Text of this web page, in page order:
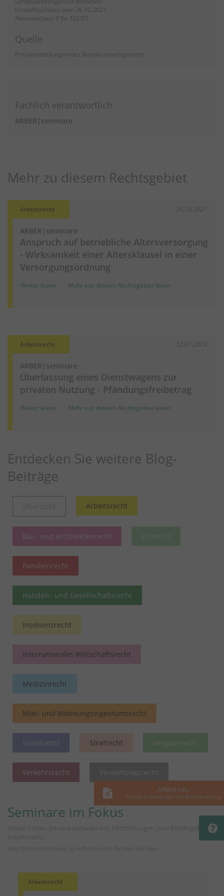
Urteil/Beschluss vom 26.10.2021
Aktenzeichen: 9 Sa 332/21
Quelle
Pressemitteilungen des Bundesarbeitsgerichts
Fachlich verantwortlich
ARBER|seminare
Mehr zu diesem Rechtsgebiet
Arbeitsrecht 31.10.2021
ARBER|seminare
Anspruch auf betriebliche Altersversorgung
- Wirksamkeit einer Altersklausel in einer
Versorgungsordnung
Weiter lesen Mehr aus diesem Rechtsgebiet lesen
Arbeitsrecht 12.07.2023
ARBER|seminare
Überlassung eines Dienstwagens zur
privaten Nutzung - Pfändungsfreibetrag
Weiter lesen Mehr aus diesem Rechtsgebiet lesen
Entdecken Sie weitere Blog-
Beiträge
Arbeitsrecht
Bau- und Architektenrecht
Familienrecht
Handels- und Gesellschaftsrecht
Insolvenzrecht
Internationales Wirtschaftsrecht
Medizinrecht
Miet- und Wohnungseigentumsrecht
Sozialrecht Strafrecht Vergaberecht
Verkehrsrecht Verwaltungsrecht
Seminare im Fokus
Unten finden Sie eine Auswahl von Fortbildungen zum Rechtsgebiet
Arbeitsrecht
ARBER-Info
Aktuelle Entwicklungen und Rechtsprechung